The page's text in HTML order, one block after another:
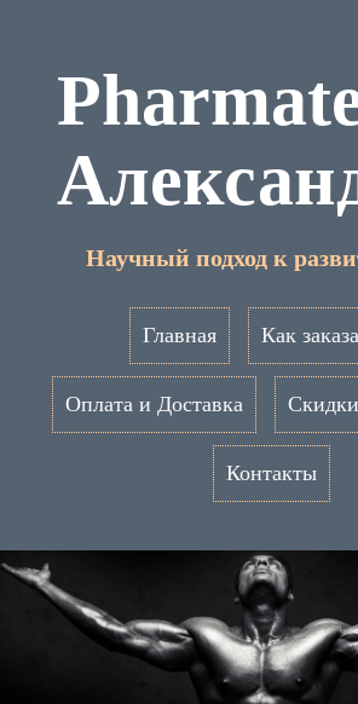
Научный подход к
Главная Как
Оплата и Доставка Скидки
Контакты